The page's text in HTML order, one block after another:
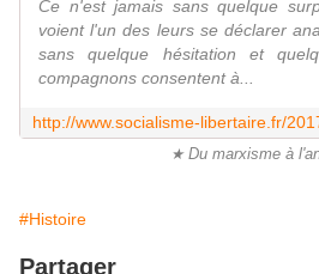
Ce n'est jamais sans quelque
voient l'un des leurs se déclarer
sans quelque hésitation et
compagnons consentent à...
★ Du marxisme à
#Histoire
Partager